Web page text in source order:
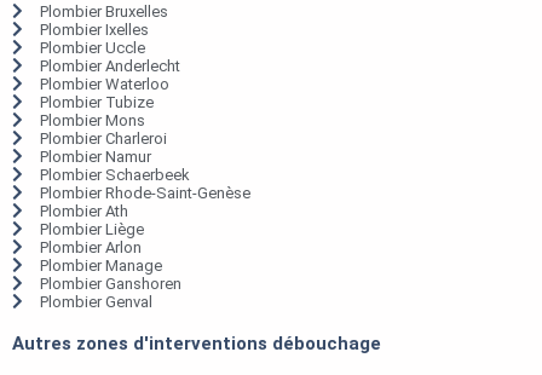
Plombier Bruxelles
Plombier Ixelles
Plombier Uccle
Plombier Anderlecht
Plombier Waterloo
Plombier Tubize
Plombier Mons
Plombier Charleroi
Plombier Namur
Plombier Schaerbeek
Plombier Rhode-Saint-Genèse
Plombier Ath
Plombier Liège
Plombier Arlon
Plombier Manage
Plombier Ganshoren
Plombier Genval
Autres zones d'interventions débouchage